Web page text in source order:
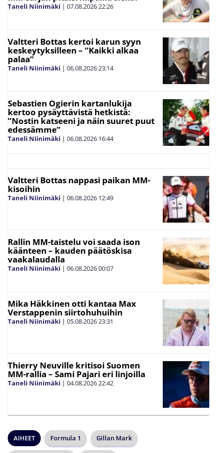
Taneli Niinimäki | 07.08.202622:26
Valtteri Bottas kertoi karun syyn
keskeytyksilleen – ”Kaikki alkaa
palaa”
Taneli Niinimäki | 06.08.202623:14
Sebastien Ogierin kartanlukija
kertoo pysäyttävistä hetkistä:
”Nostin katseeni ja näin suuret puut
edessämme”
Taneli Niinimäki | 06.08.2026 16:44
Valtteri Bottas nappasi paikan MM-
kisoihin
Taneli Niinimäki | 06.08.2026 12:49
Rallin MM-taistelu voi saada ison
käänteen – kauden päätöskisa
vaakalaudalla
Taneli Niinimäki | 06.08.202600:07
Mika Häkkinen otti kantaa Max
Verstappenin siirtohuhuihin
Taneli Niinimäki | 05.08.202623:31
Thierry Neuville kritisoi Suomen
MM-rallia – Sami Pajari eri linjoilla
Taneli Niinimäki | 04.08.202622:42
AIHEET Formula 1 Gillan Mark